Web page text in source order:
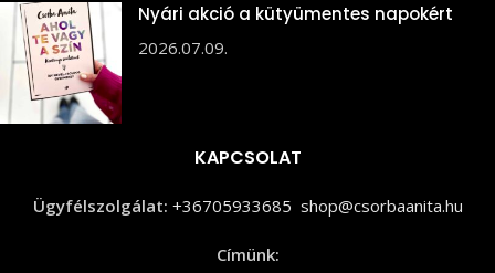
Nyári akció a kütyümentes napokért
2026.07.09.
KAPCSOLAT
Ügyfélszolgálat: +36705933685 shop@csorbaanita.hu
Címünk: